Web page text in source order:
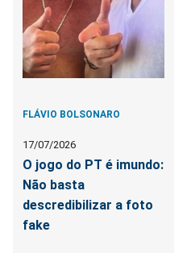
FLÁVIO BOLSONARO
17/07/2026
O jogo do PT é imundo:
Não basta
descredibilizar a foto
fake